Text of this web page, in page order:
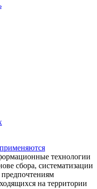
применяются
технологии
сбора, систематизации
на территории